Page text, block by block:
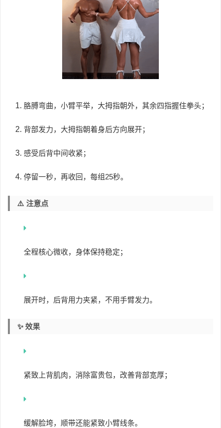
胳膊弯曲，小臂平举，大拇指朝外，其余四指握住拳头；
背部发力，大拇指朝着身后方向展开；
感受后背中间收紧；
停留一秒，再收回，每组25秒。
⚠️ 注意点
全程核心微收，身体保持稳定；
展开时，后背用力夹紧，不用手臂发力。
✨ 效果
紧致上背肌肉，消除富贵包，改善背部宽厚；
缓解脸垮，顺带还能紧致小臂线条。